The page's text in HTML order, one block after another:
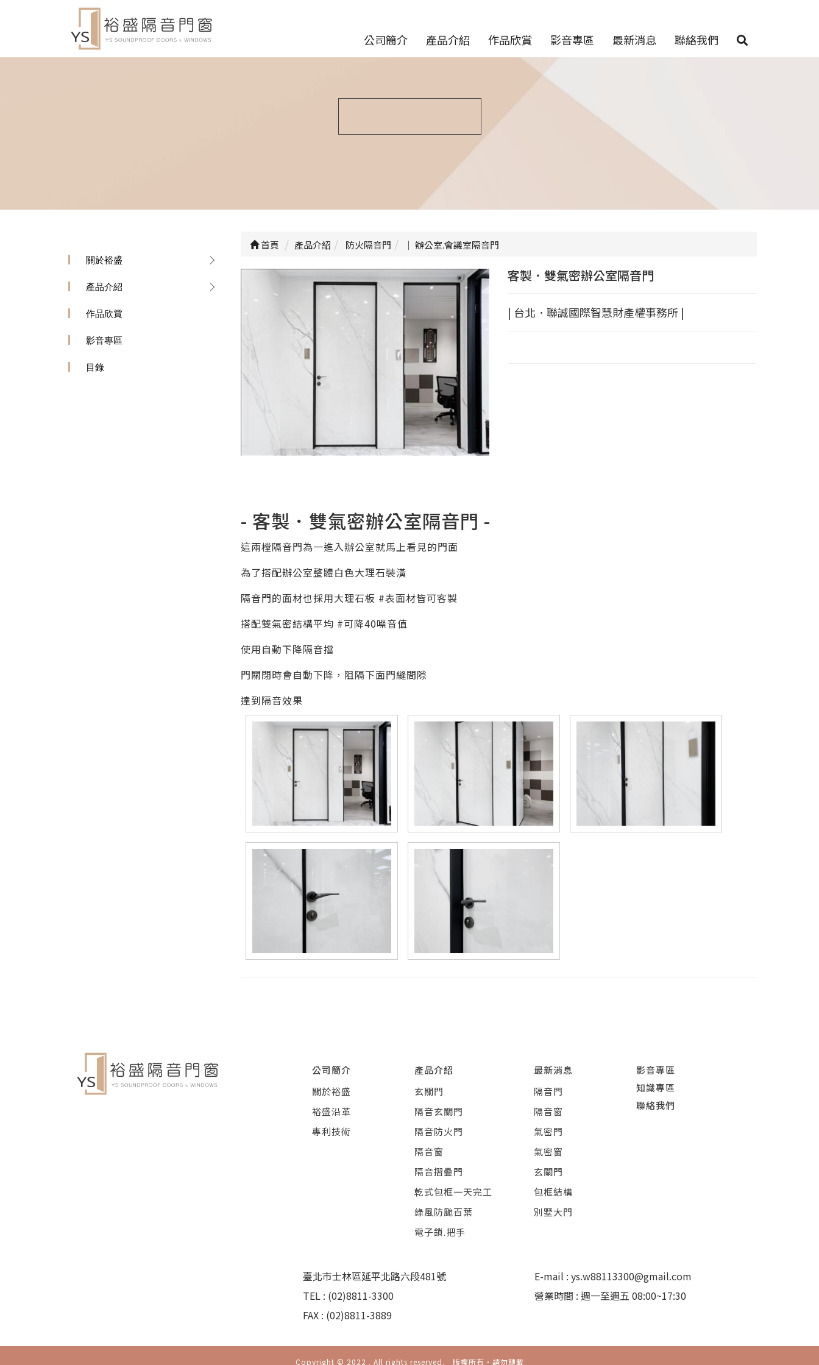
公司簡介 產品介紹 作品欣賞 影音專區 最新消息 聯絡我們
關於裕盛
產品介紹
作品欣賞
影音專區
目錄
首頁 產品介紹 防火隔音門 ｜ 辦公室.會議室隔音門
客製．雙氣密辦公室隔音門
| 台北．聯誠國際智慧財產權事務所 |
- 客製．雙氣密辦公室隔音門 -
這兩樘隔音門為一進入辦公室就馬上看見的門面
為了搭配辦公室整體白色大理石裝潢
隔音門的面材也採用大理石板 #表面材皆可客製
搭配雙氣密結構平均 #可降40噪音值
使用自動下降隔音擋
門關閉時會自動下降，阻隔下面門縫間隙
達到隔音效果
公司簡介
關於裕盛
裕盛沿革
專利技術
產品介紹
玄關門
隔音玄關門
隔音防火門
隔音窗
隔音摺疊門
乾式包框一天完工
綠風防颱百葉
電子鎖.把手
最新消息
隔音門
隔音窗
氣密門
氣密窗
玄關門
包框結構
別墅大門
影音專區
知識專區
聯絡我們
臺北市士林區延平北路六段481號
TEL : (02)8811-3300
FAX : (02)8811-3889
E-mail : ys.w88113300@gmail.com
營業時間 : 週一至週五 08:00~17:30
Copyright © 2022 . All rights reserved. 版權所有‧請勿轉載